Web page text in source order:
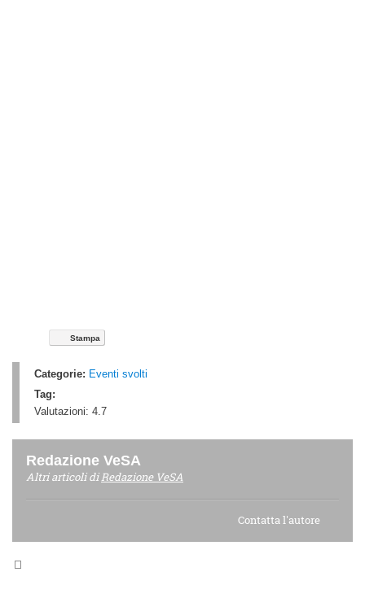
Stampa
Categorie: Eventi svolti
Tag:
Valutazioni: 4.7
Redazione VeSA
Altri articoli diRedazione VeSA
Contatta l'autore